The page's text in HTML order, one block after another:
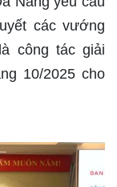
các vướng
công tác giải
10/2025 cho